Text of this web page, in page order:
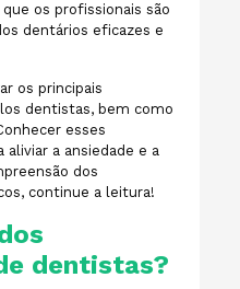
os profissionais são
dentários eficazes e
os principais
dentistas, bem como
esses
a ansiedade e a
dos
continue a leitura!
dentistas?